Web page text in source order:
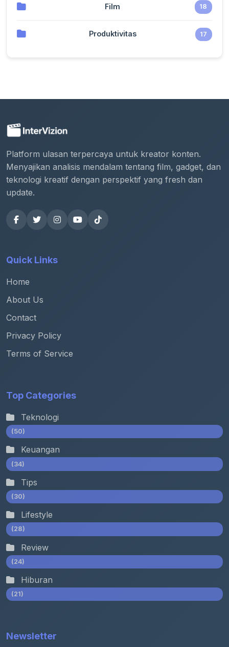
Film 18
Produktivitas 17
Platform ulasan terpercaya untuk kreator konten.
Menyajikan analisis mendalam tentang film, gadget, dan
teknologi kreatif dengan perspektif yang fresh dan
update.
Quick Links
Home
About Us
Contact
Privacy Policy
Terms of Service
Top Categories
Teknologi
(50)
Keuangan
(34)
Tips
(30)
Lifestyle
(28)
Review
(24)
Hiburan
(21)
Newsletter